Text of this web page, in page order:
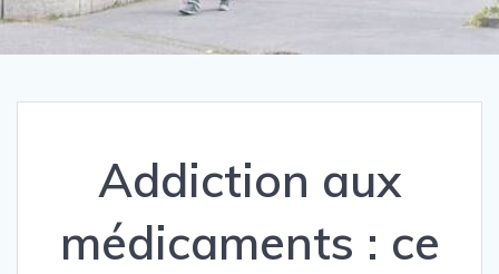
Addiction aux
médicaments : ce